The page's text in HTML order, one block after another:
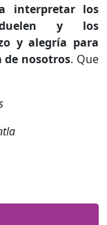
interpretar los
duelen y los
y alegría para
de nosotros. Que